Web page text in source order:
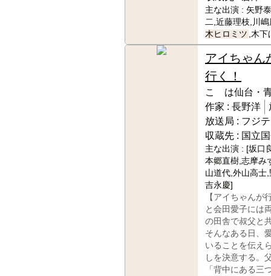
主な出演 : 矢野
二,近藤理枝,川
木ヒロミツ ,木
アイちゃん
行く！
こゝは仙台・
作家 : 長野洋
放送局 : フジ
収蔵先 : 国立
主な出演 : [坂口
本郷直樹,志摩み
山道代,外山高士
吉永慶]
【アイちゃんが
と会田愛子には
の田舎で叔父と
そんなある日、
いることを伝え
しを決意する。
「背中にある三